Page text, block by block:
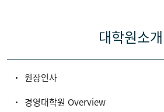
대학원소개
원장인사
경영대학원 Overview